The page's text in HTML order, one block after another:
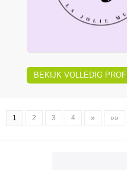
BEKIJK VOLLEDIG
1 2 3 4 » »»